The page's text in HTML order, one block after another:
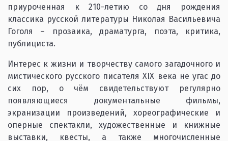
приуроченная к 210-летию со дня рождения
классика русской литературы Николая Васильевича
Гоголя – прозаика, драматурга, поэта, критика,
публициста.
Интерес к жизни и творчеству самого загадочного и
мистического русского писателя XIX века не угас до
сих пор, о чём свидетельствуют регулярно
появляющиеся документальные фильмы,
экранизации произведений, хореографические и
оперные спектакли, художественные и книжные
выставки, квесты, а также многочисленные